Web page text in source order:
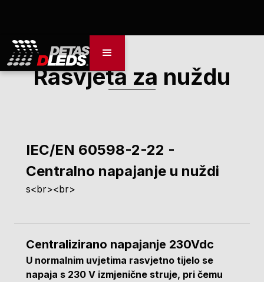
Rasvjeta za nuždu
IEC/EN 60598-2-22 -
Centralno napajanje u nuždi
s<br><br>
Centralizirano napajanje 230Vdc
U normalnim uvjetima rasvjetno tijelo se
napaja s 230 V izmjenične struje, pri čemu